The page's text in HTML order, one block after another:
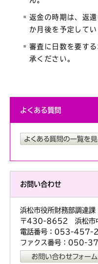
返金の時期は、返
か月後を予定してい
審査に日数を要す
承ください。
よくある質問
お問い合わせ
浜松市役所財務部調達課
〒430-8652 浜松市
電話番号：053-457-
ファクス番号：050-